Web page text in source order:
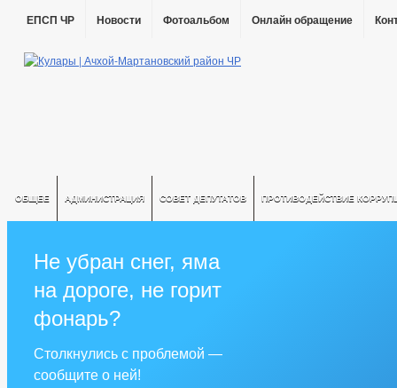
ЕПСП ЧР Новости Фотоальбом Онлайн обращение
ОБЩЕЕ АДМИНИСТРАЦИЯ СОВЕТ ДЕПУТАТОВ ПРОТИВОДЕЙСТВИЕ
Не убран снег, яма
на дороге, не горит
фонарь?
Столкнулись с проблемой —
сообщите о ней!